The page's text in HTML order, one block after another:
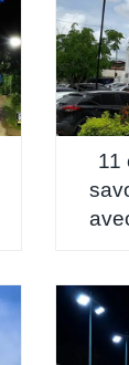
11